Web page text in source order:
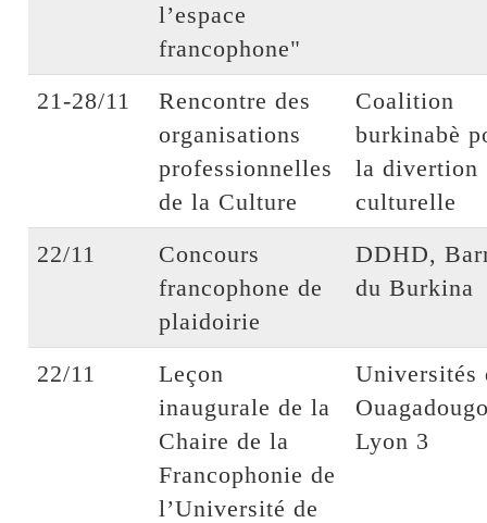
l’espace
francophone"
21-28/11
Rencontre des
organisations
professionnelles
de la Culture
Coalition
burkinabè
la divertion
culturelle
22/11
Concours
francophone de
plaidoirie
DDHD,
du Burkina
22/11
Leçon
inaugurale de la
Chaire de la
Francophonie de
l’Université de
Universités
Lyon 3